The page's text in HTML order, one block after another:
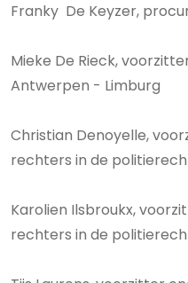
Franky De Keyzer,
Mieke De Rieck,
Antwerpen - Limburg
Christian Denoyelle,
rechters in de
Karolien Ilsbroukx,
rechters in de